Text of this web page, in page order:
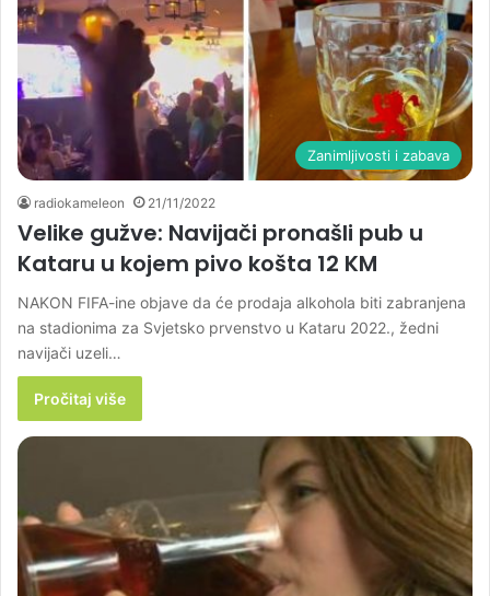
Zanimljivosti i zabava
radiokameleon 21/11/2022
Velike gužve: Navijači pronašli pub u
Kataru u kojem pivo košta 12 KM
NAKON FIFA-ine objave da će prodaja alkohola biti zabranjena
na stadionima za Svjetsko prvenstvo u Kataru 2022., žedni
navijači uzeli…
Pročitaj više